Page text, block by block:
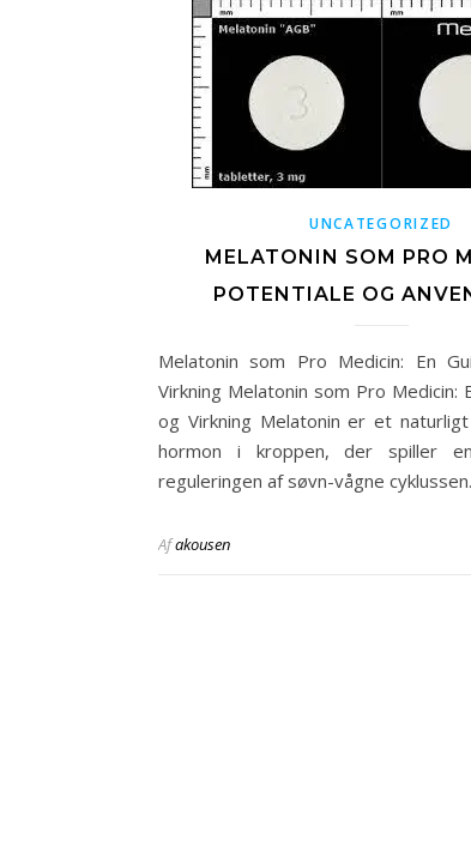
UNCATEGORIZED
MELATONIN SOM PRO
POTENTIALE OG
Melatonin som Pro Medicin: En
Virkning Melatonin som Pro Medicin:
og Virkning Melatonin er et
hormon i kroppen, der spiller
reguleringen af søvn-vågne
Afakousen